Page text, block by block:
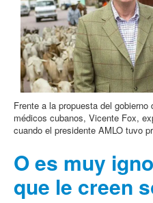
Frente a la propuesta del
médicos cubanos, Vicente Fox,
cuando el presidente AMLO tuvo
O es muy
que le creen